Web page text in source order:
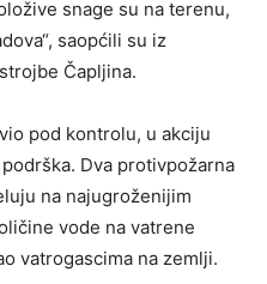
snage su na terenu,
saopćili su iz
Čapljina.
pod kontrolu, u akciju
Dva protivpožarna
na najugroženijim
vode na vatrene
vatrogascima na zemlji.